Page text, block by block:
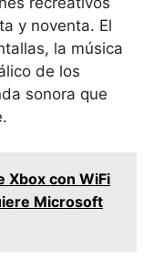
y noventa. El
la música
de los
sonora que
Xbox con WiFi
Microsoft